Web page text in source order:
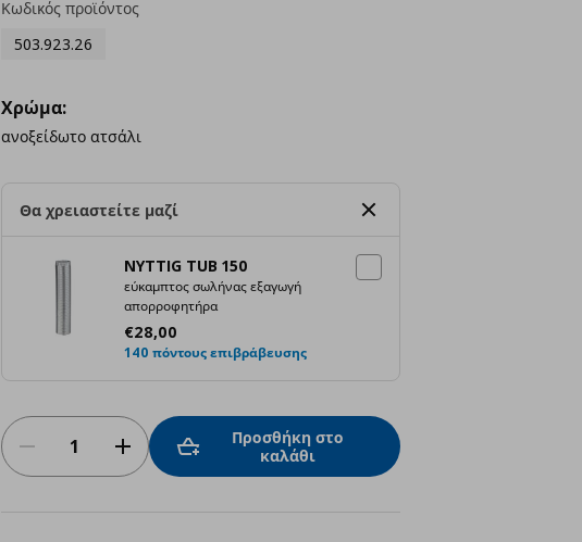
Κωδικός προϊόντος
503.923.26
Χρώμα:
ανοξείδωτο ατσάλι
Θα χρειαστείτε μαζί
NYTTIG TUB 150
εύκαμπτος σωλήνας εξαγωγή
απορροφητήρα
€28,00
Τρέχουσα τιμή
140 πόντους επιβράβευσης
Προσθήκη στο
καλάθι